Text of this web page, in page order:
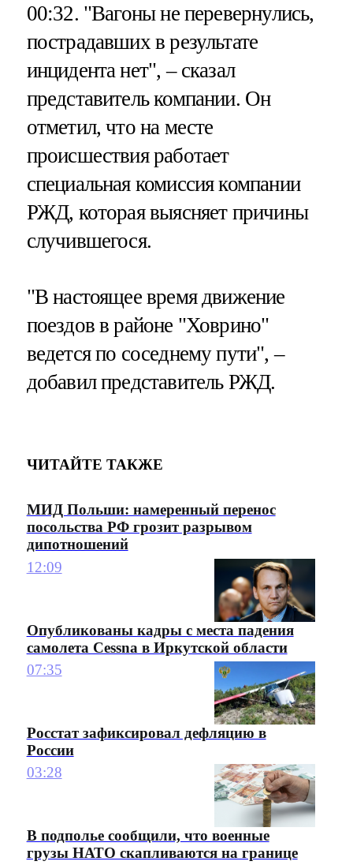
00:32. "Вагоны не перевернулись,
пострадавших в результате
инцидента нет", – сказал
представитель компании. Он
отметил, что на месте
происшествия работает
специальная комиссия компании
РЖД, которая выясняет причины
случившегося.
"В настоящее время движение
поездов в районе "Ховрино"
ведется по соседнему пути", –
добавил представитель РЖД.
ЧИТАЙТЕ ТАКЖЕ
МИД Польши: намеренный перенос
посольства РФ грозит разрывом
дипотношений
12:09
Опубликованы кадры с места падения
самолета Cessna в Иркутской области
07:35
Росстат зафиксировал дефляцию в
России
03:28
В подполье сообщили, что военные
грузы НАТО скапливаются на границе